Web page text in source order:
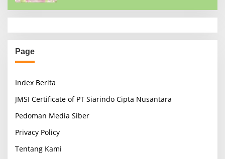
Page
Index Berita
JMSI Certificate of PT Siarindo Cipta Nusantara
Pedoman Media Siber
Privacy Policy
Tentang Kami